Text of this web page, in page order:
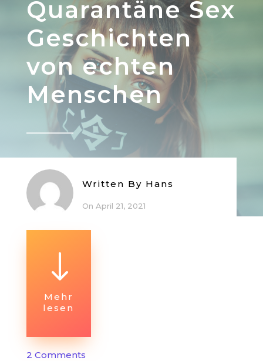
Quarantäne Sex
Geschichten
von echten
Menschen
Written By Hans
On April 21, 2021
"
Mehr
lesen
2 Comments